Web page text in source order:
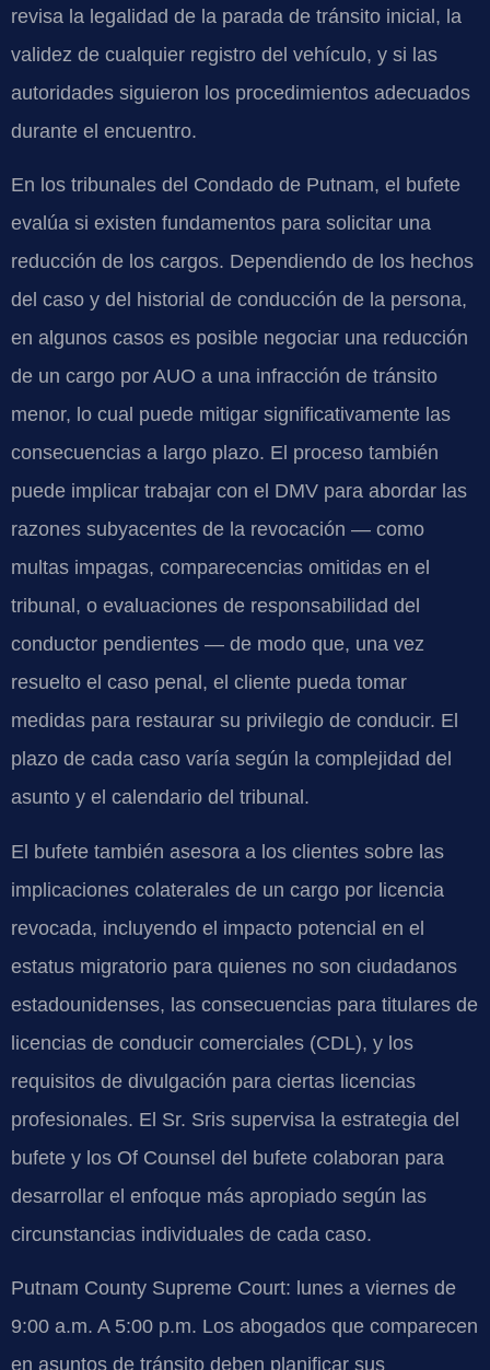
revisa la legalidad de la parada de tránsito inicial, la
validez de cualquier registro del vehículo, y si las
autoridades siguieron los procedimientos adecuados
durante el encuentro.
En los tribunales del Condado de Putnam, el bufete
evalúa si existen fundamentos para solicitar una
reducción de los cargos. Dependiendo de los hechos
del caso y del historial de conducción de la persona,
en algunos casos es posible negociar una reducción
de un cargo por AUO a una infracción de tránsito
menor, lo cual puede mitigar significativamente las
consecuencias a largo plazo. El proceso también
puede implicar trabajar con el DMV para abordar las
razones subyacentes de la revocación — como
multas impagas, comparecencias omitidas en el
tribunal, o evaluaciones de responsabilidad del
conductor pendientes — de modo que, una vez
resuelto el caso penal, el cliente pueda tomar
medidas para restaurar su privilegio de conducir. El
plazo de cada caso varía según la complejidad del
asunto y el calendario del tribunal.
El bufete también asesora a los clientes sobre las
implicaciones colaterales de un cargo por licencia
revocada, incluyendo el impacto potencial en el
estatus migratorio para quienes no son ciudadanos
estadounidenses, las consecuencias para titulares de
licencias de conducir comerciales (CDL), y los
requisitos de divulgación para ciertas licencias
profesionales. El Sr. Sris supervisa la estrategia del
bufete y los Of Counsel del bufete colaboran para
desarrollar el enfoque más apropiado según las
circunstancias individuales de cada caso.
Putnam County Supreme Court: lunes a viernes de
9:00 a.m. A 5:00 p.m. Los abogados que comparecen
en asuntos de tránsito deben planificar sus